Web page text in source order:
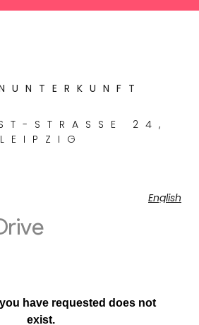
STRASSE 24, L
EIPZIG
English